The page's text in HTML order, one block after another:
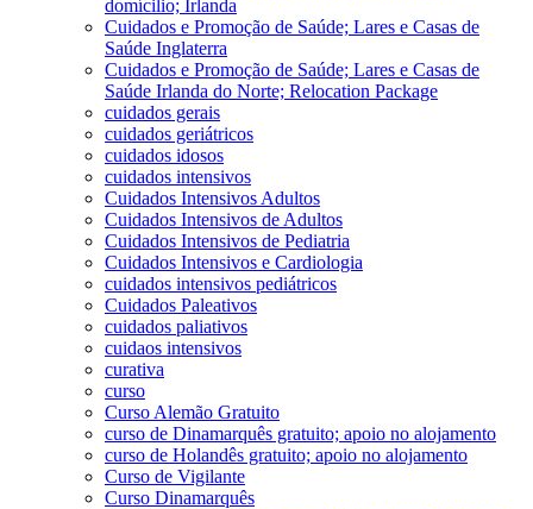
domícilio; Irlanda
Cuidados e Promoção de Saúde; Lares e Casas de
Saúde Inglaterra
Cuidados e Promoção de Saúde; Lares e Casas de
Saúde Irlanda do Norte; Relocation Package
cuidados gerais
cuidados geriátricos
cuidados idosos
cuidados intensivos
Cuidados Intensivos Adultos
Cuidados Intensivos de Adultos
Cuidados Intensivos de Pediatria
Cuidados Intensivos e Cardiologia
cuidados intensivos pediátricos
Cuidados Paleativos
cuidados paliativos
cuidaos intensivos
curativa
curso
Curso Alemão Gratuito
curso de Dinamarquês gratuito; apoio no alojamento
curso de Holandês gratuito; apoio no alojamento
Curso de Vigilante
Curso Dinamarquês